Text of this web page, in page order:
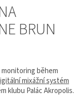
BRUN
monitoring během
mixážní systém
klubu Palác Akropolis.